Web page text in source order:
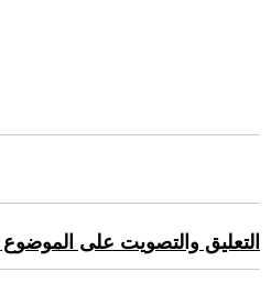
التعليق والتصويت على